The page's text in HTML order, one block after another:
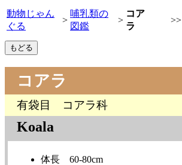
動物じゃん
ぐる
>
哺乳類の
図鑑
>
コア
ラ
>>
コアラ
有袋目 コアラ科
Koala
体長 60-80cm